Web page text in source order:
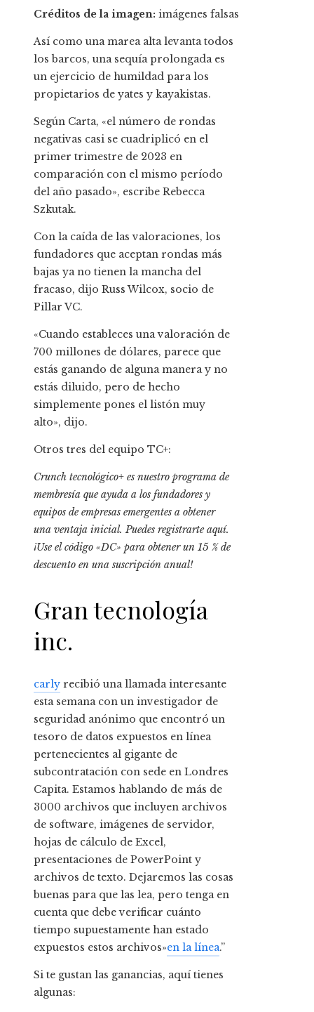
Créditos de la imagen: imágenes falsas
Así como una marea alta levanta todos
los barcos, una sequía prolongada es
un ejercicio de humildad para los
propietarios de yates y kayakistas.
Según Carta, «el número de rondas
negativas casi se cuadriplicó en el
primer trimestre de 2023 en
comparación con el mismo período
del año pasado», escribe Rebecca
Szkutak.
Con la caída de las valoraciones, los
fundadores que aceptan rondas más
bajas ya no tienen la mancha del
fracaso, dijo Russ Wilcox, socio de
Pillar VC.
«Cuando estableces una valoración de
700 millones de dólares, parece que
estás ganando de alguna manera y no
estás diluido, pero de hecho
simplemente pones el listón muy
alto», dijo.
Otros tres del equipo TC+:
Crunch tecnológico+ es nuestro programa de
membresía que ayuda a los fundadores y
equipos de empresas emergentes a obtener
una ventaja inicial. Puedes registrarte aquí.
¡Use el código «DC» para obtener un 15 % de
descuento en una suscripción anual!
Gran tecnología
inc.
carly recibió una llamada interesante
esta semana con un investigador de
seguridad anónimo que encontró un
tesoro de datos expuestos en línea
pertenecientes al gigante de
subcontratación con sede en Londres
Capita. Estamos hablando de más de
3000 archivos que incluyen archivos
de software, imágenes de servidor,
hojas de cálculo de Excel,
presentaciones de PowerPoint y
archivos de texto. Dejaremos las cosas
buenas para que las lea, pero tenga en
cuenta que debe verificar cuánto
tiempo supuestamente han estado
expuestos estos archivos»en la línea.”
Si te gustan las ganancias, aquí tienes
algunas: